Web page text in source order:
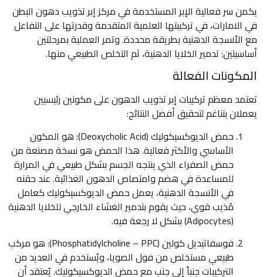
يكمن سر فعالية الإبر المستخدمة في مركز إبر تذويب دهون البطن
في الامارات، في تركيبتها العلمية المتقدمة وقدرتها على التفاعل
مع الأنسجة الدهنية بطريقة محددة. وتمر العملية بمرحلتين
أساسيتين: تدمير الخلايا الدهنية، ثم التخلص الطبيعي منها.
المكونات الفعالة
تعتمد معظم تركيبات إبر تذويب الدهون على مكونين رئيسيين
يعملان بتناغم لتحقيق أفضل النتائج:
حمض الديوكسيكوليك (Deoxycholic Acid): هو المكون
الأساسي والأكثر فعالية. هذا الحمض هو نسخة مصنعة من
حمض الصفراء الذي ينتجه الجسم بشكل طبيعي في المرارة
للمساعدة في هضم وامتصاص الدهون الغذائية. عند حقنه
في الأنسجة الدهنية، يعمل حمض الديوكسيكوليك كعامل
مُذيب قوي، حيث يقوم بتدمير الغشاء الخارجي للخلايا الدهنية
(Adipocytes) بشكل لا رجعة فيه.
فوسفاتيديل كولين (Phosphatidylcholine – PPC): هو مركب
طبيعي مستخلص من فول الصويا، ويُستخدم في العديد من
التركيبات جنباً إلى جنب مع حمض الديوكسيكوليك. يُعتقد أن